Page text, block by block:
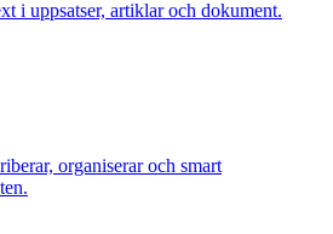
i uppsatser, artiklar och dokument.
organiserar och smart